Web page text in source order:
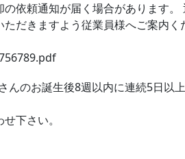
依頼通知が届く場合があります
だきますよう従業員様へご案内
のお誕生後8週以内に連続5日以
下さい。